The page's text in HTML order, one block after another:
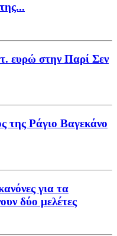
ευρώ στην Παρί Σεν
της Ράγιο Βαγεκάνο
για τα
δύο μελέτες